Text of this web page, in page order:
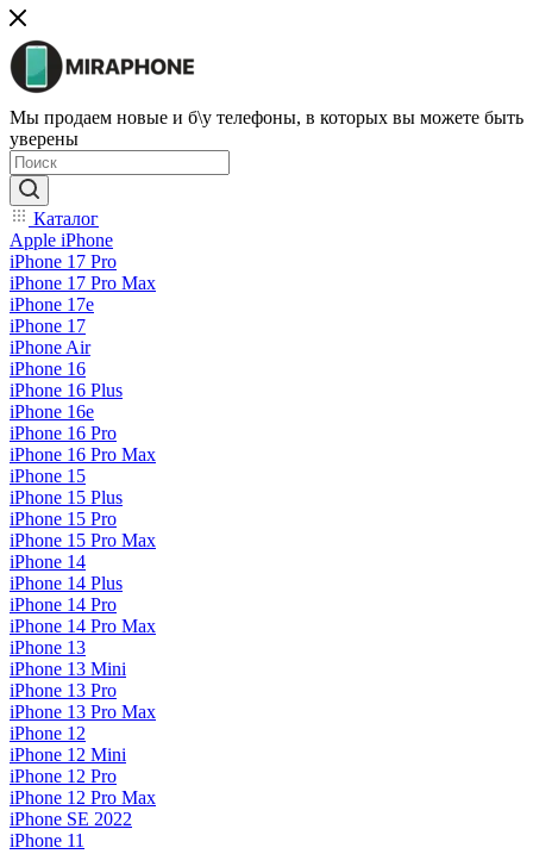
Мы продаем новые и б\у телефоны, в которых вы можете быть
уверены
Каталог
Apple iPhone
iPhone 17 Pro
iPhone 17 Pro Max
iPhone 17e
iPhone 17
iPhone Air
iPhone 16
iPhone 16 Plus
iPhone 16e
iPhone 16 Pro
iPhone 16 Pro Max
iPhone 15
iPhone 15 Plus
iPhone 15 Pro
iPhone 15 Pro Max
iPhone 14
iPhone 14 Plus
iPhone 14 Pro
iPhone 14 Pro Max
iPhone 13
iPhone 13 Mini
iPhone 13 Pro
iPhone 13 Pro Max
iPhone 12
iPhone 12 Mini
iPhone 12 Pro
iPhone 12 Pro Max
iPhone SE 2022
iPhone 11